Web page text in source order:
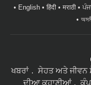
English हिंदी मराठी
ਖਬਰਾਂ ਸੇਹਤ ਅਤੇ ਜੀਵਨ
ਦੀਆ ਕਹਾਣੀਆਂ